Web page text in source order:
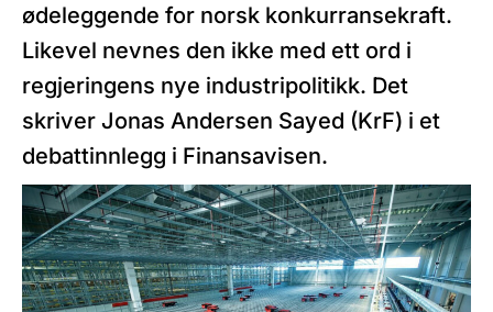
ødeleggende for norsk konkurransekraft.
Likevel nevnes den ikke med ett ord i
regjeringens nye industripolitikk. Det
skriver Jonas Andersen Sayed (KrF) i et
debattinnlegg i Finansavisen.